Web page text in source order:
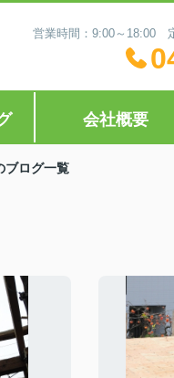
営業時間：9:00～18:00
会社概要
ブログ一覧